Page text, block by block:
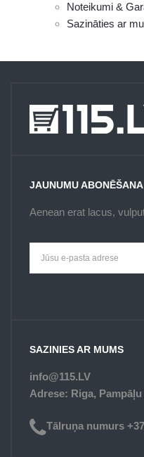
Noteikumi &
Sazināties ar
JAUNUMU ABONĒŠANA
Aenean erat lacus,
SAZINIES AR MUMS
info@115.LV
Adrese: Riga, Pampāļu
Tālruņa numurs